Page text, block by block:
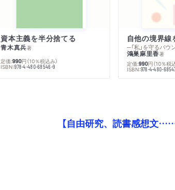
資本主義を半分捨てる
青木真兵著
定価:990円 （10％税込み）
ISBN:978-4-480-68546-9
自他の境界線
─「私」を守るバウ
鴻巣麻里香著
定価:990円 （10％税
ISBN:978-4-480-
【自由研究、読書感想文